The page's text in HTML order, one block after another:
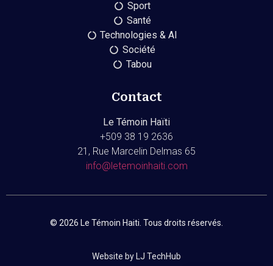
Sport
Santé
Technologies & AI
Société
Tabou
Contact
Le Témoin Haïti
+509 38 19 2636
21, Rue Marcelin Delmas 65
info@letemoinhaiti.com
© 2026 Le Témoin Haiti. Tous droits réservés.
Website by LJ TechHub